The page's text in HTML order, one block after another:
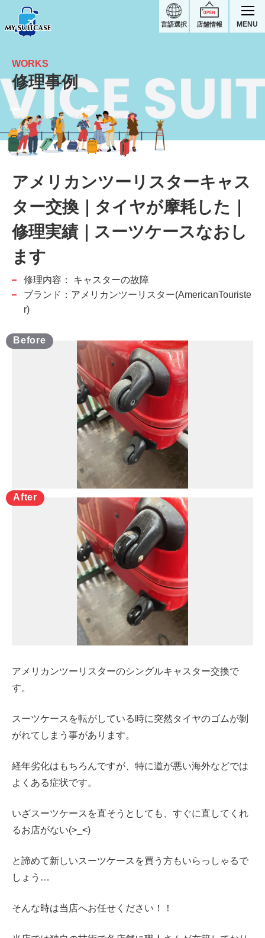
店舗情報
言語選択 MENU
タイヤが摩耗したキャスター交換｜アメリカンツーリスタースーツケース修理実績
WORKS
修理事例
アメリカンツーリスターキャス
ター交換｜タイヤが摩耗した｜
修理実績｜スーツケースなおし
ます
修理内容：
キャスターの故障
ブランド：アメリカンツーリスター(AmericanTouriste
r)
アメリカンツーリスターのシングルキャスター交換で
す。
スーツケースを転がしている時に突然タイヤのゴムが剝
がれてしまう事があります。
経年劣化はもちろんですが、特に道が悪い海外などでは
よくある症状です。
いざスーツケースを直そうとしても、すぐに直してくれ
るお店がない(>_<)
と諦めて新しいスーツケースを買う方もいらっしゃるで
しょう…
そんな時は当店へお任せください！！